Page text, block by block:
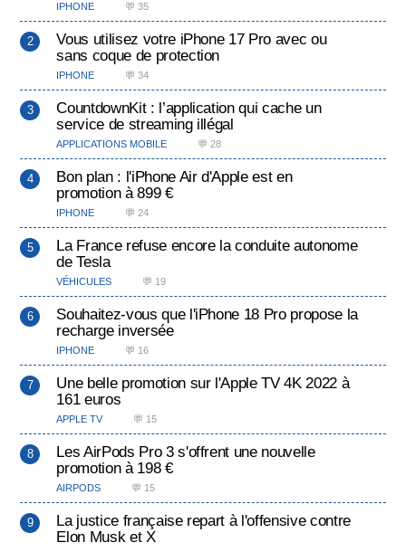
IPHONE 💬 35
Vous utilisez votre iPhone 17 Pro avec ou
sans coque de protection
IPHONE 💬 34
CountdownKit : l’application qui cache un
service de streaming illégal
APPLICATIONS MOBILE 💬 28
Bon plan : l'iPhone Air d'Apple est en
promotion à 899 €
IPHONE 💬 24
La France refuse encore la conduite autonome
de Tesla
VÉHICULES 💬 19
Souhaitez-vous que l'iPhone 18 Pro propose la
recharge inversée
IPHONE 💬 16
Une belle promotion sur l'Apple TV 4K 2022 à
161 euros
APPLE TV 💬 15
Les AirPods Pro 3 s'offrent une nouvelle
promotion à 198 €
AIRPODS 💬 15
La justice française repart à l'offensive contre
Elon Musk et X